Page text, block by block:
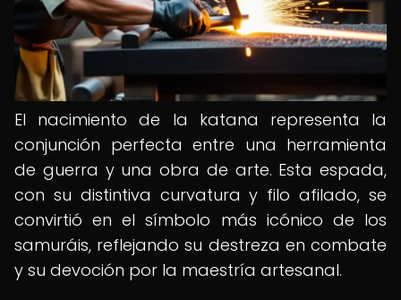
El nacimiento de la katana representa la
conjunción perfecta entre una herramienta
de guerra y una obra de arte. Esta espada,
con su distintiva curvatura y filo afilado, se
convirtió en el símbolo más icónico de los
samuráis, reflejando su destreza en combate
y su devoción por la maestría artesanal.